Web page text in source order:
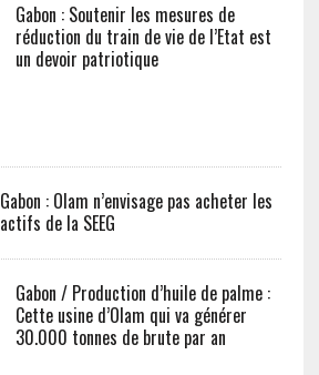
Gabon : Soutenir les mesures de
réduction du train de vie de l’Etat est
un devoir patriotique
Gabon : Olam n’envisage pas acheter les
actifs de la SEEG
Gabon / Production d’huile de palme :
Cette usine d’Olam qui va générer
30.000 tonnes de brute par an